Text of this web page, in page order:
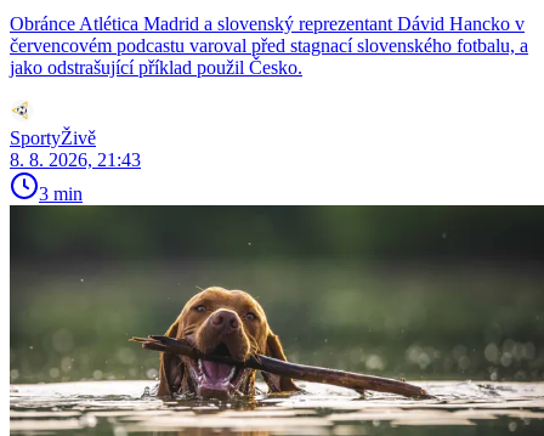
Obránce Atlética Madrid a slovenský reprezentant Dávid Hancko v
červencovém podcastu varoval před stagnací slovenského fotbalu, a
jako odstrašující příklad použil Česko.
SportyŽivě
8. 8. 2026, 21:43
3 min